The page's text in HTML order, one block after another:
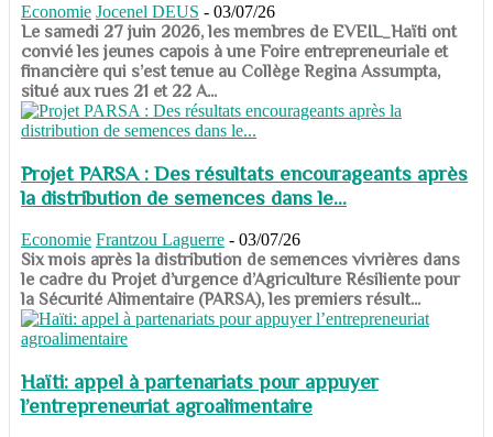
Economie Jocenel DEUS - 03/07/26
Le samedi 27 juin 2026, les membres de EVEIL_Haïti ont
convié les jeunes capois à une Foire entrepreneuriale et
financière qui s’est tenue au Collège Regina Assumpta,
situé aux rues 21 et 22 A...
Projet PARSA : Des résultats encourageants après
la distribution de semences dans le...
Economie Frantzou Laguerre - 03/07/26
​​​​​​​Six mois après la distribution de semences vivrières dans
le cadre du Projet d’urgence d’Agriculture Résiliente pour
la Sécurité Alimentaire (PARSA), les premiers résult...
Haïti: appel à partenariats pour appuyer
l’entrepreneuriat agroalimentaire